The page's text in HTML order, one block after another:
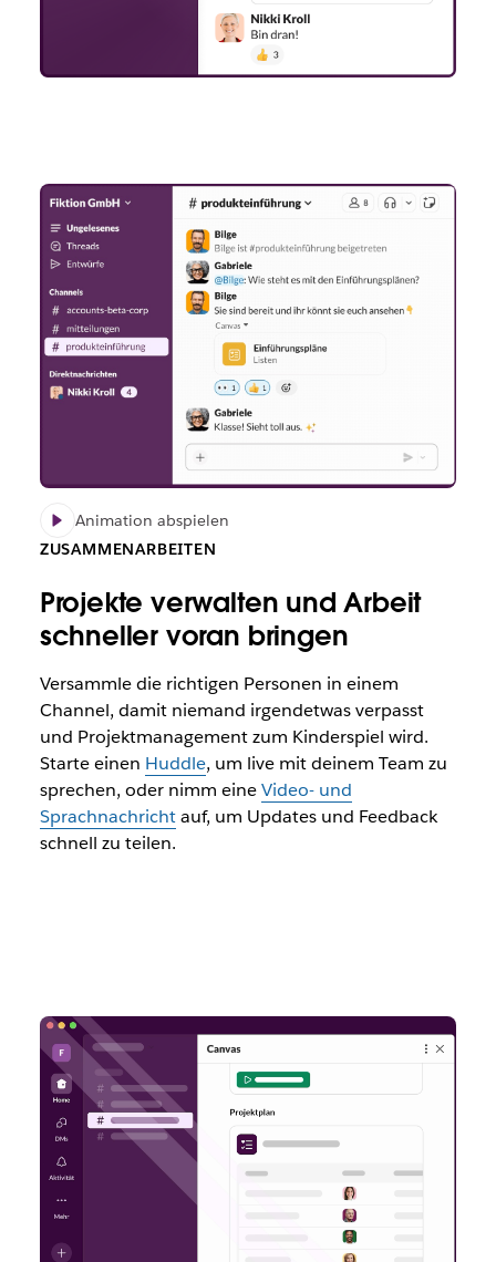
Animation abspielen
ZUSAMMENARBEITEN
Projekte verwalten und Arbeit
schneller voran bringen
Versammle die richtigen Personen in einem
Channel, damit niemand irgendetwas verpasst
und Projektmanagement zum Kinderspiel wird.
Starte einen Huddle, um live mit deinem Team zu
sprechen, oder nimm eineVideo- und
Sprachnachrichtauf, um Updates und Feedback
schnell zu teilen.